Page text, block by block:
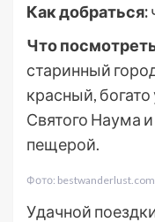
Как добраться:
Что
старинный
красный,
Святого Наума
пещерой.
Фото: bestwanderlust.com
Удачной